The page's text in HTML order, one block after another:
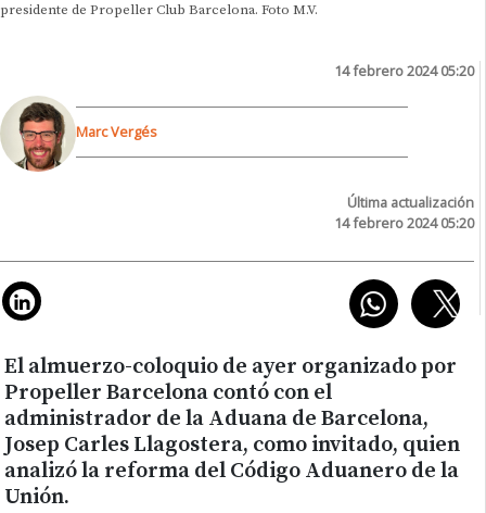
presidente de Propeller Club Barcelona. Foto M.V.
14 febrero 2024 05:20
Marc Vergés
Última actualización
14 febrero 2024 05:20
El almuerzo-coloquio de ayer organizado por
Propeller Barcelona contó con el
administrador de la Aduana de Barcelona,
Josep Carles Llagostera, como invitado, quien
analizó la reforma del Código Aduanero de la
Unión.